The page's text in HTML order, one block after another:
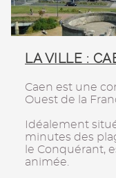
LA VILLE :
Caen est une
Ouest de la
Idéalement
minutes des
le Conquérant,
animée.